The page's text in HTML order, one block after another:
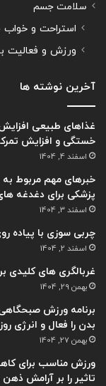
سلامت جسم
استراحت و خواب
ورزش و فعالیت
آخرین نوشته ها
خستگی و افزایش تمرکز
اسفند 4, 1404
خبرهای مهم مربوط
پزشکی برای دغدغه
اسفند 3, 1404
چربی سوزی با پیاده
اسفند 2, 1404
غربالگری های کلیدی
بهمن 29, 1404
برنامه ورزش
بدن را فعال و انرژی
بهمن 27, 1404
ورزش مناسب برای
تاثیر را بر آرامش ذهن